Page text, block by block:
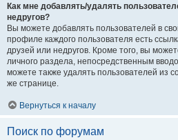
Как мне добавлять/удалять
недругов?
Вы можете добавлять пользователей в
профиле каждого пользователя есть
друзей или недругов. Кроме того, вы
личного раздела, непосредственным
можете также удалять пользователей из
же странице.
Вернуться к началу
Поиск по форумам